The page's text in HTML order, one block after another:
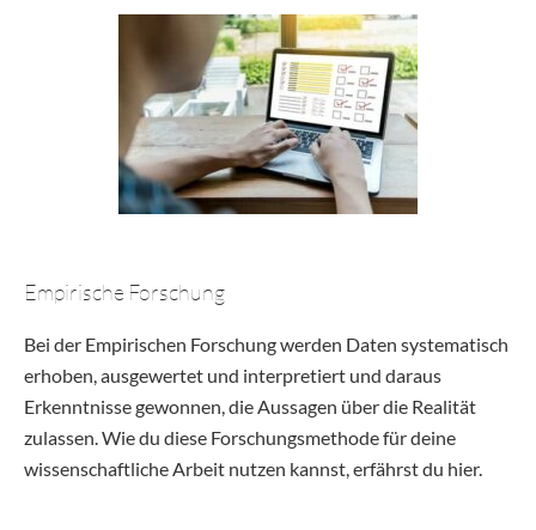
Empirische Forschung
Bei der Empirischen Forschung werden Daten systematisch
erhoben, ausgewertet und interpretiert und daraus
Erkenntnisse gewonnen, die Aussagen über die Realität
zulassen. Wie du diese Forschungsmethode für deine
wissenschaftliche Arbeit nutzen kannst, erfährst du hier.